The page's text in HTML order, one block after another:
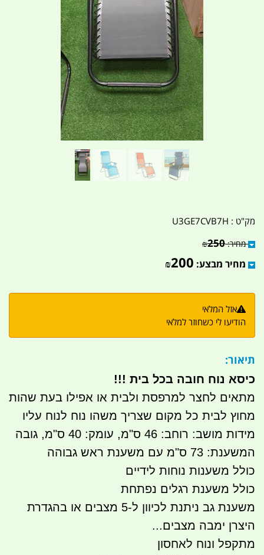
מק"ט : U3GE7CVB7H
מחיר: ₪250
מחיר מבצע: ₪200
אזל המלאי
הודיעו לי כשחוזר למלאי
תיאור:
כיסא נוח חובה בכל בית !!!
מתאים לחצר למרפסת ולבית או אפילו בעת שהות
מחוץ לבית כל מקום שצריך משהו נוח לנוח עליו
מידות מושב: רוחב: 46 ס"מ, עומק: 40 ס"מ, גובה
המשענת: 73 ס"מ עם משענת ראש גבוהה
כולל משענות נוחות לידיים
כולל משענת רגלים נפתחת
משענת גב ניתנת לכיוון ל-5 מצבים או בהגדרת
היצרן ימבה מצבים...
מתקפל ונוח לאחסון